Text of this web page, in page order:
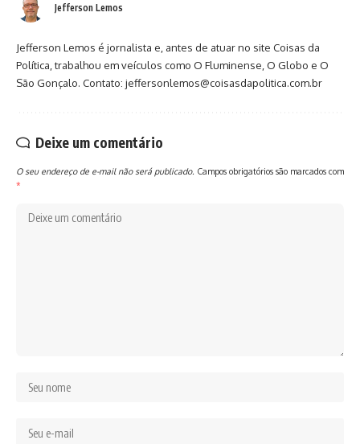
Jefferson Lemos
Jefferson Lemos é jornalista e, antes de atuar no site Coisas da
Política, trabalhou em veículos como O Fluminense, O Globo e O
São Gonçalo. Contato: jeffersonlemos@coisasdapolitica.com.br
Deixe um comentário
O seu endereço de e-mail não será publicado. Campos obrigatórios são marcados com
*